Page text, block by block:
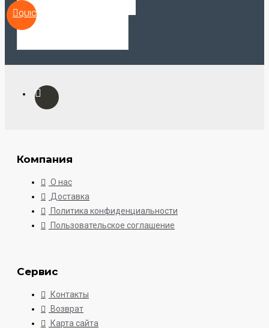
QUICKVIEW
Компания
О нас
Доставка
Политика конфиденциальности
Пользовательское соглашение
Сервис
Контакты
Возврат
Карта сайта